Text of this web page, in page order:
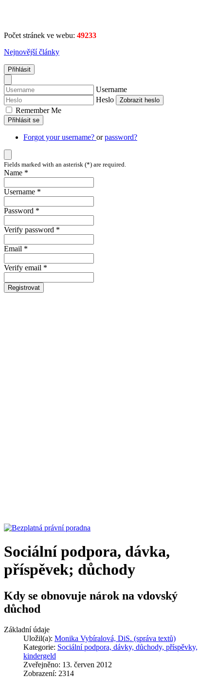
Počet stránek ve webu: 49233
Nejnovější články
Přihlásit
Username
Heslo
Zobrazit heslo
Remember Me
Přihlásit se
Forgot your username? orpassword?
Fields marked with an asterisk (*) are required.
Name *
Username *
Password *
Verify password *
Email *
Verify email *
Registrovat
Sociální podpora, dávka,
příspěvek; důchody
Kdy se obnovuje nárok na vdovský
důchod
Základní údaje
Uložil(a): Monika Vybíralová, DiS. (správa textů)
Kategorie: Sociální podpora, dávky, důchody, příspěvky,
kindergeld
Zveřejněno: 13. červen 2012
Zobrazení: 2314